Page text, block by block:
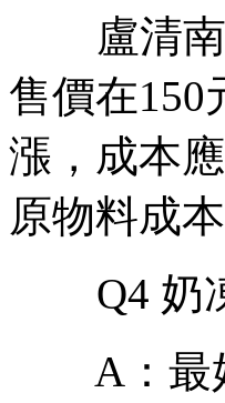
盧清南
售價在150
漲，成本
原物料成
Q4 奶凍
A：最